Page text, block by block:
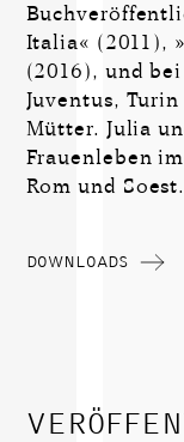
Italia« (2011),
(2016), und
Juventus,
Mütter. Julia
Frauenleben
Rom und Soest.
DOWNLOADS